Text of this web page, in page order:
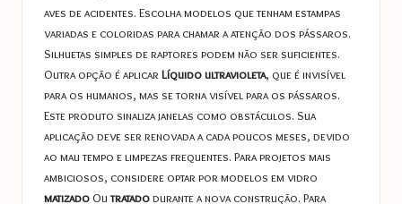
aves de acidentes. Escolha modelos que tenham estampas
variadas e coloridas para chamar a atenção dos pássaros.
Silhuetas simples de raptores podem não ser suficientes.
Outra opção é aplicar Líquido ultravioleta, que é invisível
para os humanos, mas se torna visível para os pássaros.
Este produto sinaliza janelas como obstáculos. Sua
aplicação deve ser renovada a cada poucos meses, devido
ao mau tempo e limpezas frequentes. Para projetos mais
ambiciosos, considere optar por modelos em vidro
matizadoOutratadodurante a nova construção. Para